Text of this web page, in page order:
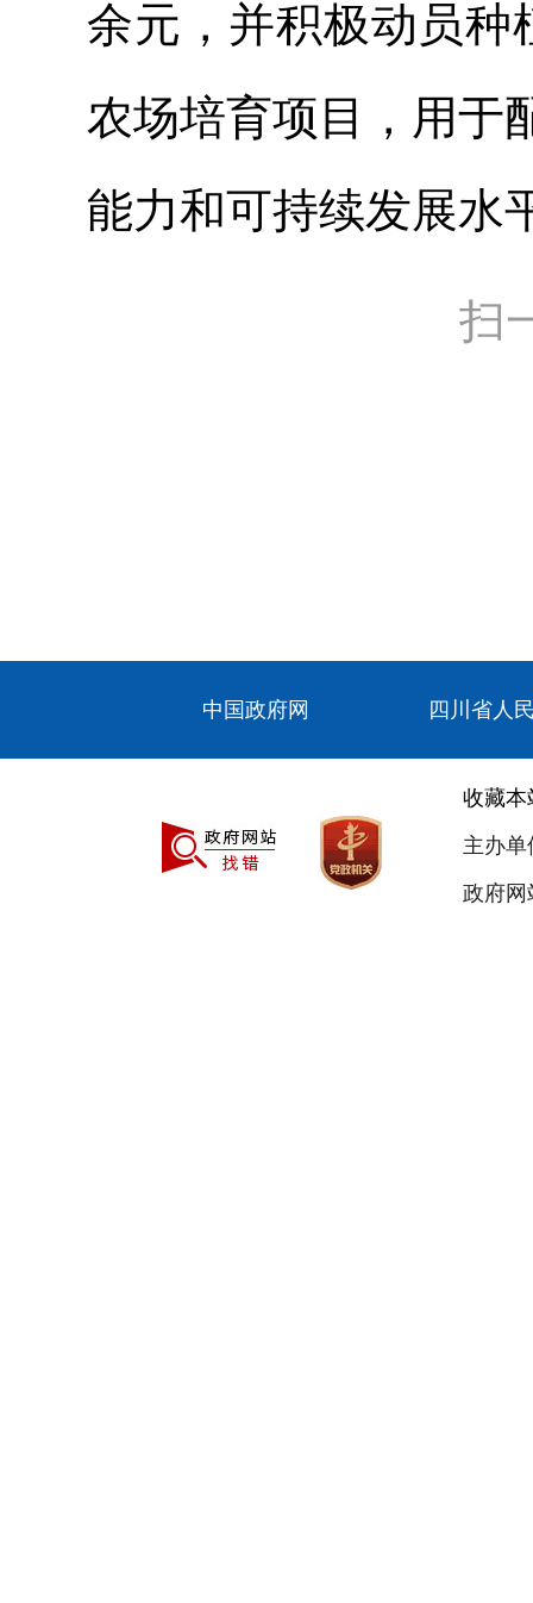
余元，并积极动员种
农场培育项目，用于
能力和可持续发展水
扫
中国政府网 四川省人
收藏本
主办
政府网